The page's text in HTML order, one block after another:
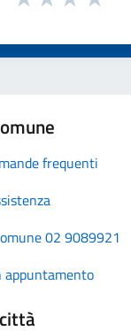
frequenti
02 9089921
appuntamento